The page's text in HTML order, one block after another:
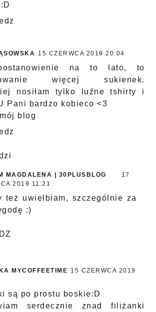
15 CZERWCA 2019 20:04
na to lato, to
więcej sukienek.
nosiłam tylko luźne tshirty i
Pani bardzo kobieco <3
blog
MAGDALENA | 30PLUSBLOG
17
2019 11:21
też uwielbiam, szczególnie za
:)
MYCOFFEETIME 15 CZERWCA 2019
są po prostu boskie:D
serdecznie znad filiżanki